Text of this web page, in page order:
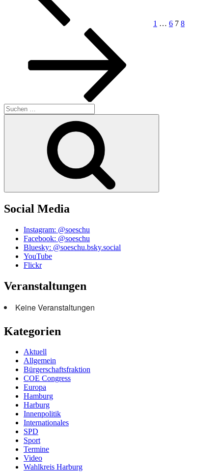
1 … 6 7 8
Suchen
nach:
Social Media
Instagram: @soeschu
Facebook: @soeschu
Bluesky: @soeschu.bsky.social
YouTube
Flickr
Veranstaltungen
Keine Veranstaltungen
Kategorien
Aktuell
Allgemein
Bürgerschaftsfraktion
COE Congress
Europa
Hamburg
Harburg
Innenpolitik
Internationales
SPD
Sport
Termine
Video
Wahlkreis Harburg